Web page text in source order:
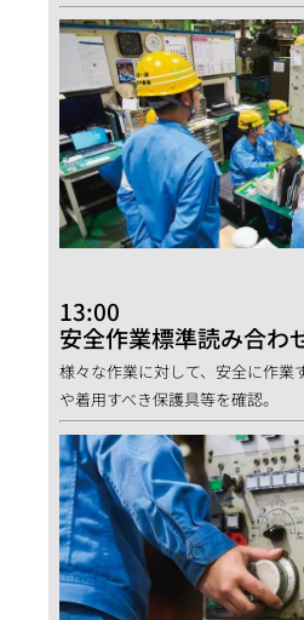
13:00
安全作業標準読み合わ
様々な作業に対して、安全に作業
や着用すべき保護具等を確認。